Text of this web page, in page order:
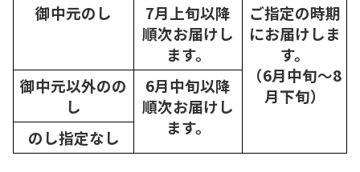
御中元のし
7月上旬以降
順次お届けし
ます。
ご指定の時期
にお届けしま
す。
（6月中旬～8
月下旬）
御中元以外のの
し
6月中旬以降
順次お届けし
ます。
のし指定なし